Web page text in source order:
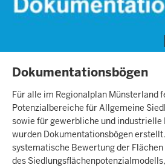
INHALTSSEITE
Dokumentationsbögen
Für alle im Regionalplan Münsterland
Potenzialbereiche für Allgemeine
sowie für gewerbliche und industrielle
wurden Dokumentationsbögen
systematische Bewertung der
des